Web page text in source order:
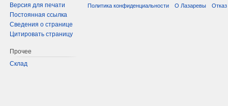
Версия для печати
Постоянная ссылка
Сведения о странице
Цитировать страницу
Прочее
Склад
Политика конфиденциальности О Лазаревы Отказ